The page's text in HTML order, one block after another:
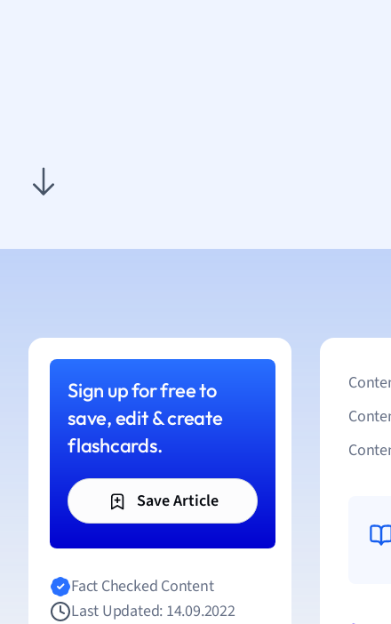
Sign up for free to
save, edit & create
flashcards.
Save Article
Fact Checked Content
Last Updated: 14.09.2022